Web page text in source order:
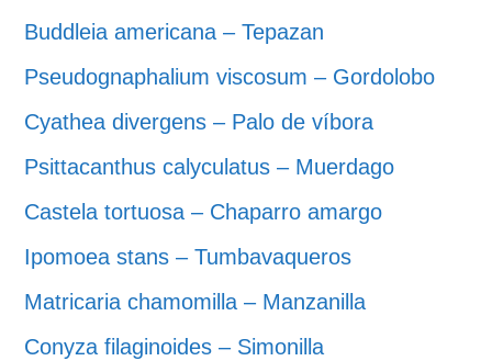
Buddleia americana – Tepazan
Pseudognaphalium viscosum – Gordolobo
Cyathea divergens – Palo de víbora
Psittacanthus calyculatus – Muerdago
Castela tortuosa – Chaparro amargo
Ipomoea stans – Tumbavaqueros
Matricaria chamomilla – Manzanilla
Conyza filaginoides – Simonilla